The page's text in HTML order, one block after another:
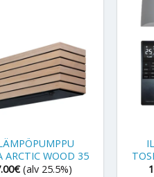
ARCTIC WOOD 35
€ (alv 25.5%)